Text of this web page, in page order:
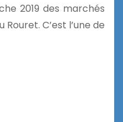
2019 des marchés
C’est l’une de